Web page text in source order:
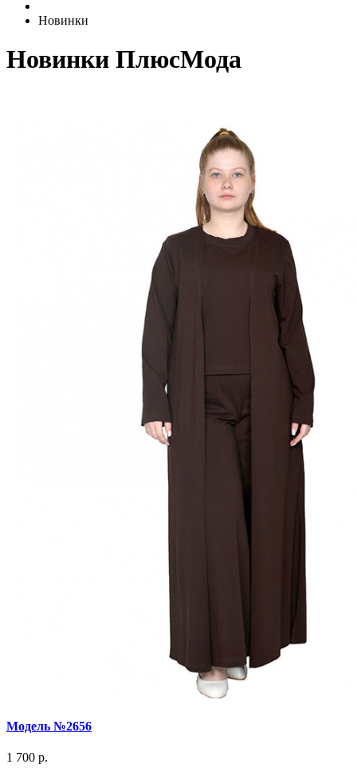
Новинки
Новинки ПлюсМода
Модель №2656
1 700 р.